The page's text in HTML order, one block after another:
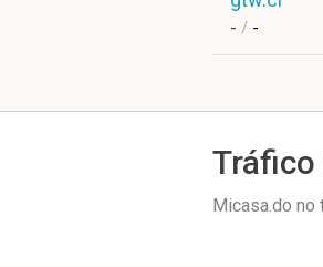
- / -
Tráfico
Micasa.do no